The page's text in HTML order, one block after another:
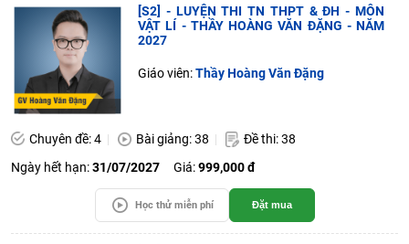
[S2] - LUYỆN THI TN THPT & ĐH - MÔN
VẬT LÍ - THẦY HOÀNG VĂN ĐẶNG - NĂM
2027
Giáo viên:Thầy Hoàng Văn Đặng
Chuyên đề: 4 Bài giảng: 38
Đề thi: 38
Ngày hết hạn:31/07/2027 Giá:999,000 đ
Học thử miễn phí Đặt mua